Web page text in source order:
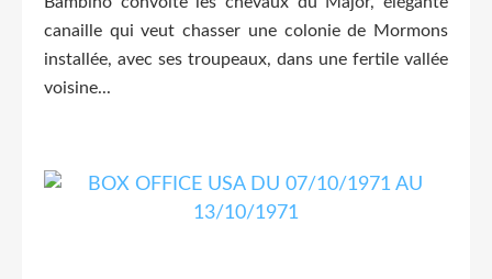
canaille qui veut chasser une colonie de Mormons
installée, avec ses troupeaux, dans une fertile vallée
voisine...